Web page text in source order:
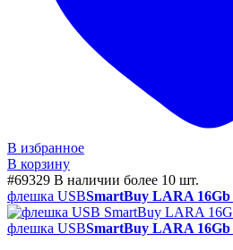
В избранное
В корзину
#69329 В наличии более 10 шт.
флешка USBSmartBuy LARA 16Gb
флешка USBSmartBuy LARA 16Gb